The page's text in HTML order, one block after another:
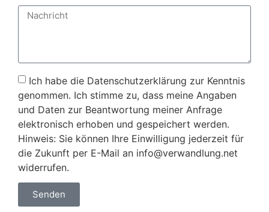
Ich habe die Datenschutzerklärung zur Kenntnis
genommen. Ich stimme zu, dass meine Angaben
und Daten zur Beantwortung meiner Anfrage
elektronisch erhoben und gespeichert werden.
Hinweis: Sie können Ihre Einwilligung jederzeit für
die Zukunft per E-Mail an info@verwandlung.net
widerrufen.
Senden